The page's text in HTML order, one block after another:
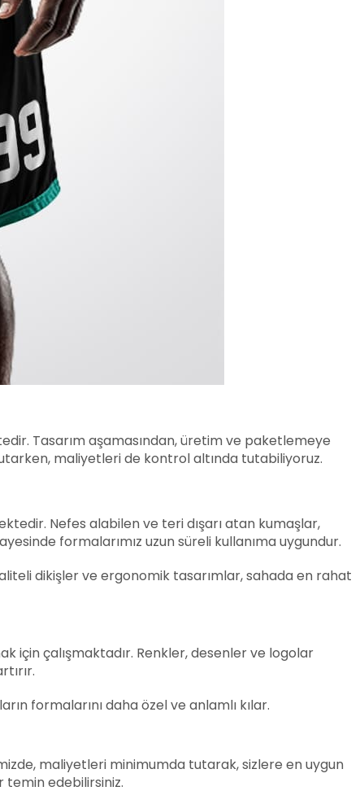
Tasarım aşamasından, üretim ve paketlemeye
maliyetleri de kontrol altında tutabiliyoruz.
Nefes alabilen ve teri dışarı atan kumaşlar,
formalarımız uzun süreli kullanıma uygundur.
dikişler ve ergonomik tasarımlar, sahada en rahat
için çalışmaktadır. Renkler, desenler ve logolar
formalarını daha özel ve anlamlı kılar.
maliyetleri minimumda tutarak, sizlere en uygun
temin edebilirsiniz.